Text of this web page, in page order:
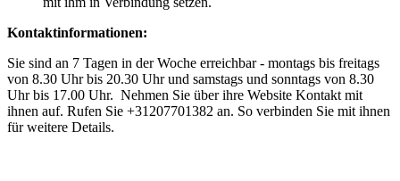
Kontaktinformationen:
Sie sind an 7 Tagen in der Woche erreichbar - montags bis freitags
von 8.30 Uhr bis 20.30 Uhr und samstags und sonntags von 8.30
Uhr bis 17.00 Uhr. Nehmen Sie über ihre Website Kontakt mit
ihnen auf. Rufen Sie +31207701382 an. So verbinden Sie mit ihnen
für weitere Details.